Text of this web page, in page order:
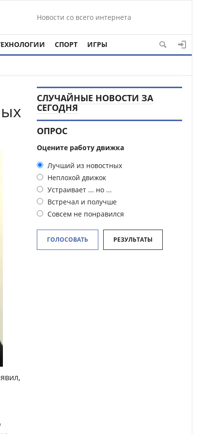
Новости со всего интернета
СПОРТ ИГРЫ
СЛУЧАЙНЫЕ НОВОСТИ ЗА
СЕГОДНЯ
ОПРОС
Оцените работу движка
Лучший из новостных
Неплохой движок
Устраивает ... но ...
Встречал и получше
Совсем не понравился
ГОЛОСОВАТЬ РЕЗУЛЬТАТЫ